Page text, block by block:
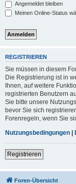
Angemeldet bleiben
Meinen Online-Status
REGISTRIEREN
Sie müssen in diesem
Die Registrierung ist in
Ihnen, auf weitere
registrierten Benutzern
Sie bitte unsere
bevor Sie sich
Forenregeln, wenn Sie
Nutzungsbedingungen |
Registrieren
Foren-Übersicht